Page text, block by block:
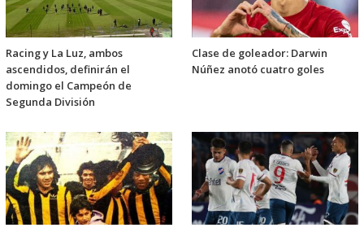
Racing y La Luz, ambos
ascendidos, definirán el
domingo el Campeón de
Segunda División
Clase de goleador: Darwin
Núñez anotó cuatro goles